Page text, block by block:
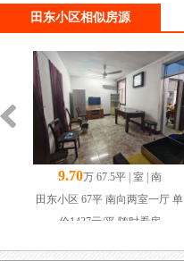
田东小区相似房源
9.70万 67.5平 | 室 | 南
田东小区 67平 南向两室一厅 单
价1437元/平 随时看房